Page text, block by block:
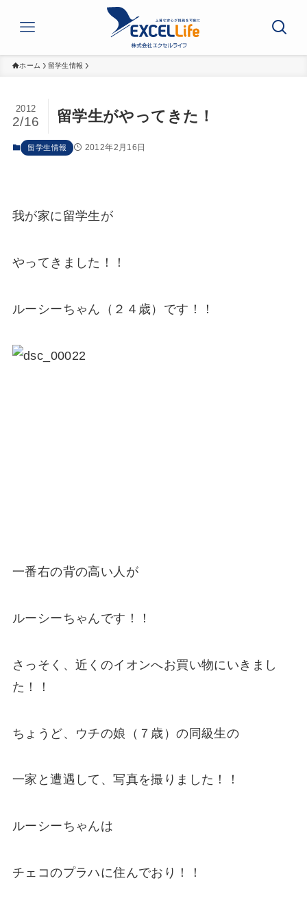
ホーム 留学生情報
留学生がやってきた！
2012
2/16
留学生情報 2012年2月16日
我が家に留学生が
やってきました！！
ルーシーちゃん（２４歳）です！！
一番右の背の高い人が
ルーシーちゃんです！！
さっそく、近くのイオンへお買い物にいきまし
た！！
ちょうど、ウチの娘（７歳）の同級生の
一家と遭遇して、写真を撮りました！！
ルーシーちゃんは
チェコのプラハに住んでおり！！